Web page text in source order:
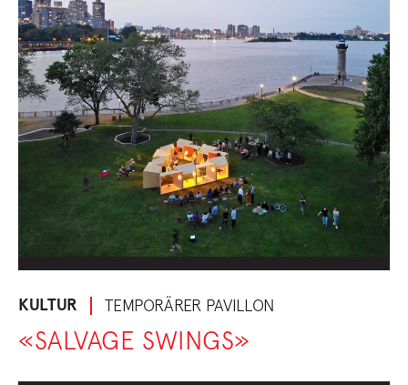
KULTUR TEMPORÄRER PAVILLON
«SALVAGE SWINGS»